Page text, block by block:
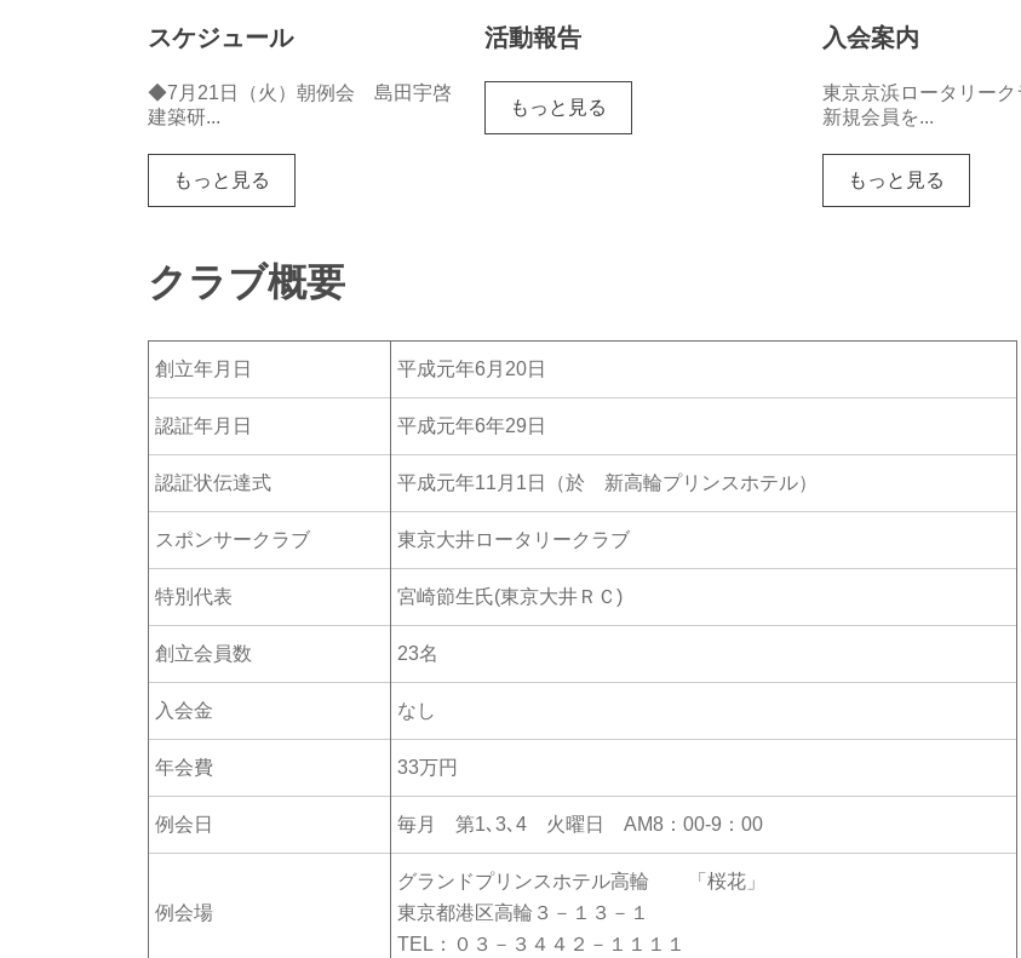
スケジュール
◆7月21日（火）朝例会 島田宇啓
建築研...
もっと見る
活動報告
もっと見る
入会案内
東京京浜ロータリーク
新規会員を...
もっと見る
クラブ概要
創立年月日 平成元年6月20日
認証年月日 平成元年6年29日
認証状伝達式 平成元年11月1日（於 新高輪プリンスホテル）
スポンサークラブ 東京大井ロータリークラブ
特別代表 宮崎節生氏(東京大井ＲＣ)
創立会員数 23名
入会金 なし
年会費 33万円
例会日 毎月 第1､3､4 火曜日 AM8：00-9：00
例会場
グランドプリンスホテル高輪 「桜花」
東京都港区高輪３－１３－１
TEL：０３－３４４２－１１１１